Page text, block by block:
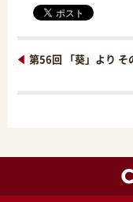
第56回 「葵」より そ